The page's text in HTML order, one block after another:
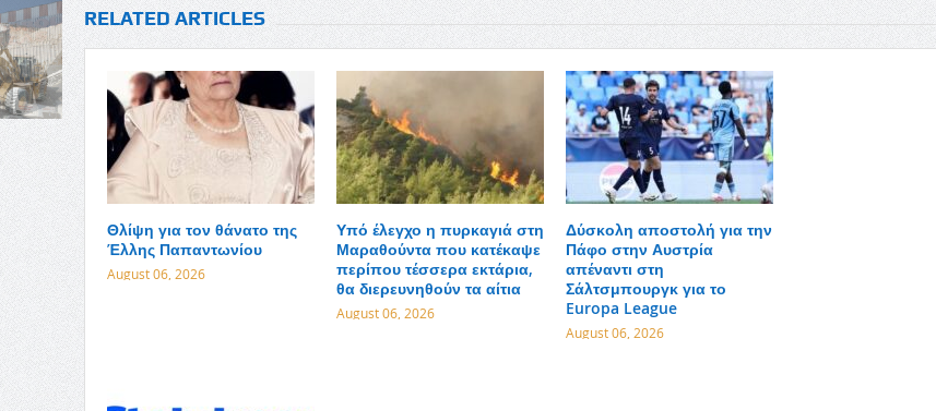
RELATED ARTICLES
Θλίψη για τον θάνατο της
Έλλης Παπαντωνίου
August 06, 2026
Υπό έλεγχο η πυρκαγιά στη
Μαραθούντα που κατέκαψε
περίπου τέσσερα εκτάρια,
θα διερευνηθούν τα αίτια
August 06, 2026
Δύσκολη αποστολή για την
Πάφο στην Αυστρία
απέναντι στη
Σάλτσμπουργκ για το
Europa League
August 06, 2026